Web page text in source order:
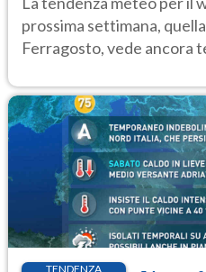
prossima settimana,
Ferragosto, vede ancora
TENDENZA